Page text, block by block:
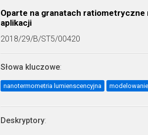
Oparte na granatach
aplikacji
2018/29/B/ST5/00420
Słowa kluczowe:
nanotermometria lumienscencyjna
Deskryptory: